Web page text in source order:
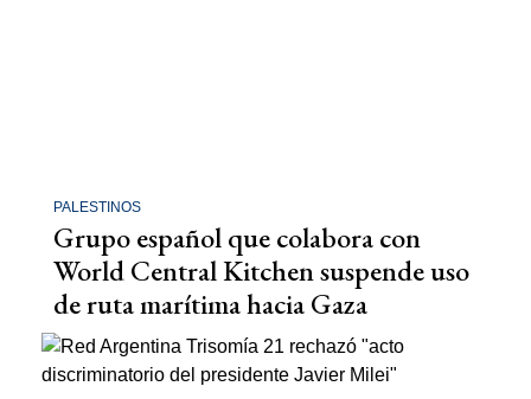
PALESTINOS
Grupo español que colabora con
World Central Kitchen suspende uso
de ruta marítima hacia Gaza